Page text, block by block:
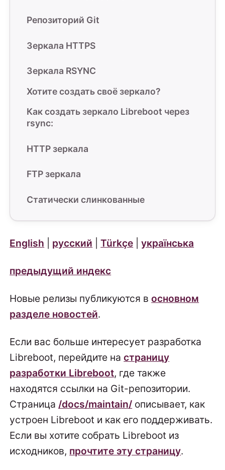
Репозиторий Git
Зеркала HTTPS
Зеркала RSYNC
Хотите создать своё зеркало?
Как создать зеркало Libreboot через
rsync:
HTTP зеркала
FTP зеркала
Статически слинкованные
English русский |Türkçe |українська
предыдущий индекс
Новые релизы публикуются восновном
разделе новостей.
Если вас больше интересует разработка
Libreboot, перейдите настраницу
разработки Libreboot, где также
находятся ссылки на Git-репозитории.
Страница /docs/maintain/ описывает, как
устроен Libreboot и как его поддерживать.
Если вы хотите собрать Libreboot из
исходников, прочтите эту страницу.